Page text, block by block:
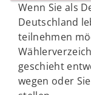
Wenn Sie als
Deutschland
teilnehmen
geschieht
wegen oder